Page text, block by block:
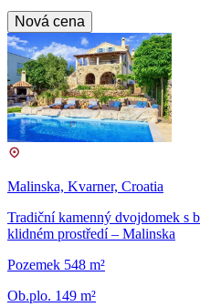
Nová cena
Malinska, Kvarner, Croatia
Tradiční kamenný dvojdomek s
klidném prostředí – Malinska
Pozemek 548 m²
Ob.plo. 149 m²